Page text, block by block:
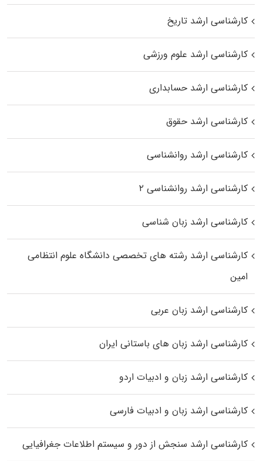
کارشناسی ارشد تاریخ
کارشناسی ارشد علوم ورزشی
کارشناسی ارشد حسابداری
کارشناسی ارشد حقوق
کارشناسی ارشد روانشناسی
کارشناسی ارشد روانشناسی ۲
کارشناسی ارشد زبان شناسی
کارشناسی ارشد رﺷﺘﻪ ﻫﺎی تخصصی داﻧﺸﮕﺎه ﻋﻠﻮم انتظامی
اﻣﻴﻦ
کارشناسی ارشد زبان عربی
کارشناسی ارشد زبان‌ های باستانی ایران
کارشناسی ارشد زبان و ادبیات اردو
کارشناسی ارشد زبان و ادبیات فارسی
کارشناسی ارشد سنجش از دور و سیستم اطلاعات جغرافیایی